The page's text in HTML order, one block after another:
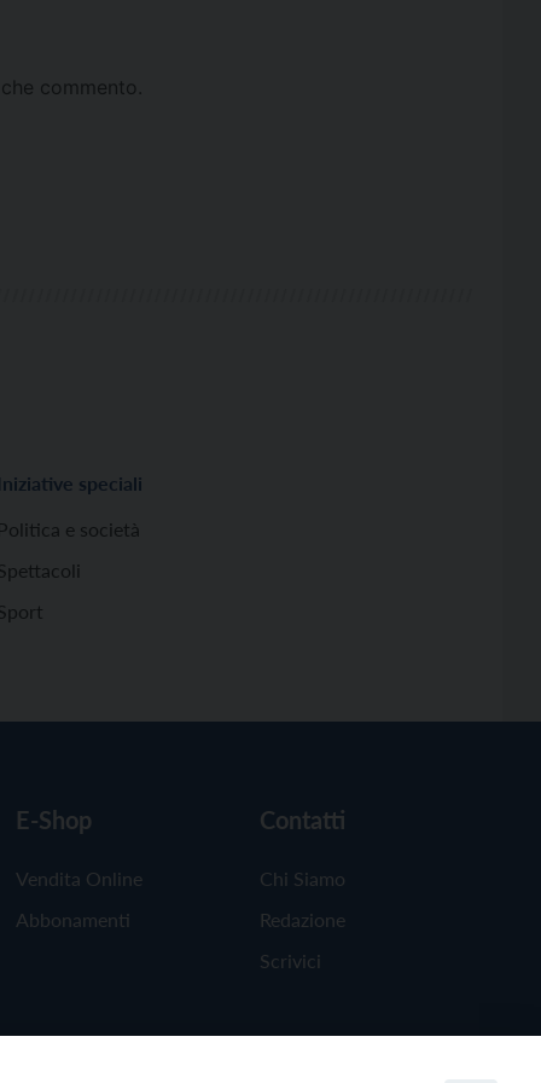
commento.
Iniziative speciali
Politica e società
E-Shop
Vendita Online
Abbonamenti
Contatti
Chi Siamo
Redazione
Scrivici